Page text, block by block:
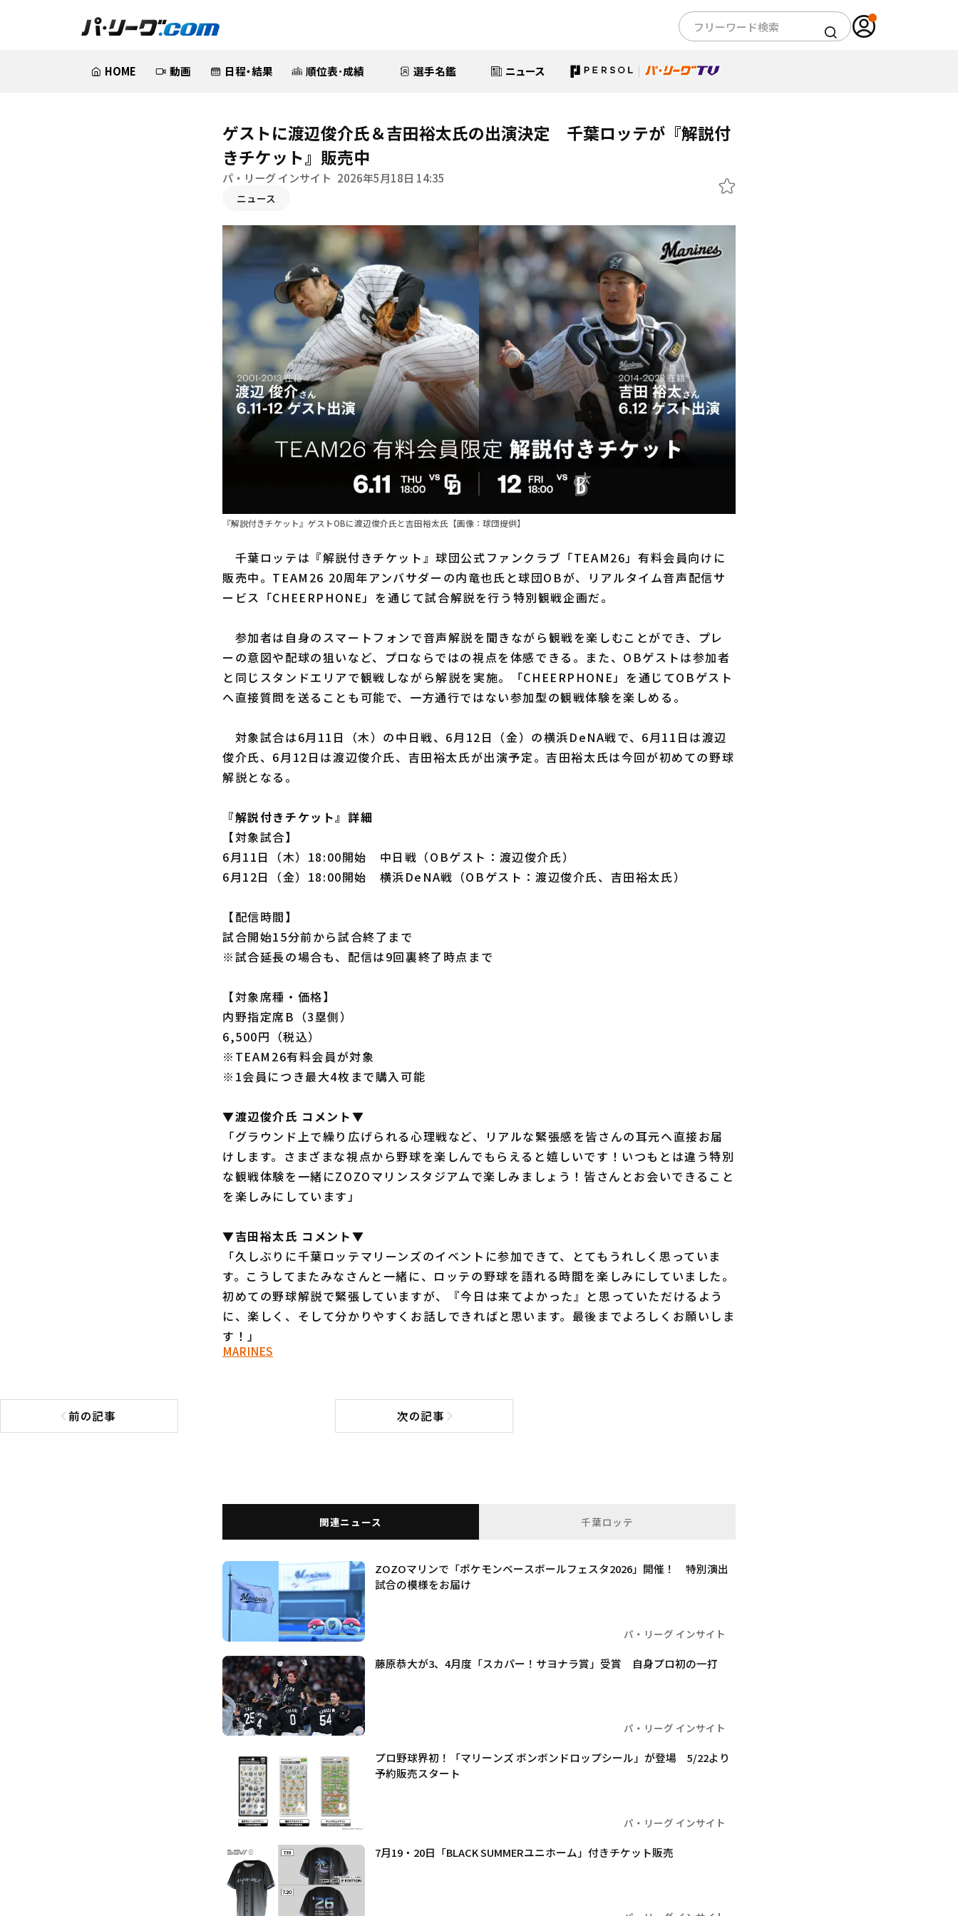
HOME 動画 日程・結果 順位表･成績 選手名鑑 ニュース
ゲストに渡辺俊介氏＆吉田裕太氏の出演決定 千葉ロッテが『解説付
きチケット』販売中
パ・リーグ インサイト 2026年5月18日 14:35
ニュース
『解説付きチケット』ゲストOBに渡辺俊介氏と吉田裕太氏【画像：球団提供】
千葉ロッテは『解説付きチケット』球団公式ファンクラブ「TEAM26」有料会員向けに
販売中。TEAM26 20周年アンバサダーの内竜也氏と球団OBが、リアルタイム音声配信サ
ービス「CHEERPHONE」を通じて試合解説を行う特別観戦企画だ。
参加者は自身のスマートフォンで音声解説を聞きながら観戦を楽しむことができ、プレ
ーの意図や配球の狙いなど、プロならではの視点を体感できる。また、OBゲストは参加者
と同じスタンドエリアで観戦しながら解説を実施。「CHEERPHONE」を通じてOBゲスト
へ直接質問を送ることも可能で、一方通行ではない参加型の観戦体験を楽しめる。
対象試合は6月11日（木）の中日戦、6月12日（金）の横浜DeNA戦で、6月11日は渡辺
俊介氏、6月12日は渡辺俊介氏、吉田裕太氏が出演予定。吉田裕太氏は今回が初めての野球
解説となる。
『解説付きチケット』詳細
【対象試合】
6月11日（木）18:00開始 中日戦（OBゲスト：渡辺俊介氏）
6月12日（金）18:00開始 横浜DeNA戦（OBゲスト：渡辺俊介氏、吉田裕太氏）
【配信時間】
試合開始15分前から試合終了まで
※試合延長の場合も、配信は9回裏終了時点まで
【対象席種・価格】
内野指定席B（3塁側）
6,500円（税込）
※TEAM26有料会員が対象
※1会員につき最大4枚まで購入可能
▼渡辺俊介氏 コメント▼
「グラウンド上で繰り広げられる心理戦など、リアルな緊張感を皆さんの耳元へ直接お届
けします。さまざまな視点から野球を楽しんでもらえると嬉しいです！いつもとは違う特別
な観戦体験を一緒にZOZOマリンスタジアムで楽しみましょう！皆さんとお会いできること
を楽しみにしています」
▼吉田裕太氏 コメント▼
「久しぶりに千葉ロッテマリーンズのイベントに参加できて、とてもうれしく思っていま
す。こうしてまたみなさんと一緒に、ロッテの野球を語れる時間を楽しみにしていました。
初めての野球解説で緊張していますが、『今日は来てよかった』と思っていただけるよう
に、楽しく、そして分かりやすくお話しできればと思います。最後までよろしくお願いしま
す！」
MARINES
前の記事
前の記事へ 次の記事次の記事へ
関連ニュース 千葉ロッテ
ZOZOマリンで「ポケモンベースボールフェスタ2026」開催！ 特別演出
試合の模様をお届け
パ・リーグ インサイト
藤原恭大が3、4月度「スカパー！サヨナラ賞」受賞 自身プロ初の一打
パ・リーグ インサイト
プロ野球界初！「マリーンズ ボンボンドロップシール」が登場 5/22より
予約販売スタート
パ・リーグ インサイト
7月19・20日「BLACK SUMMERユニホーム」付きチケット販売